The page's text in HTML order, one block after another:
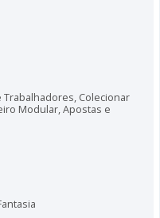
Trabalhadores, Colecionar
Modular,Apostas e